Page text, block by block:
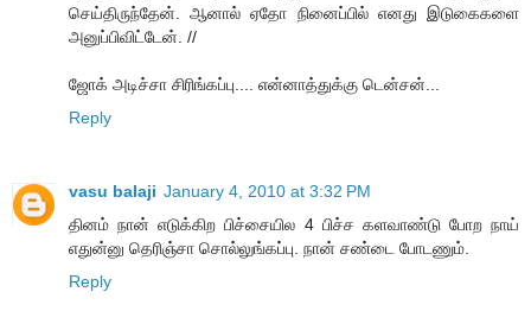
செய்திருந்தேன். ஆனால் ஏதோ நினைப்பில் எனது இடுகைகளை
அனுப்பிவிட்டேன். //
ஜோக் அடிச்சா சிரிங்கப்பு.... என்னாத்துக்கு டென்சன்...
Reply
vasu balaji January 4, 2010 at 3:32 PM
தினம் நான் எடுக்கிற பிச்சையில 4 பிச்ச களவாண்டு போற நாய்
எதுன்னு தெரிஞ்சா சொல்லுங்கப்பு. நான் சண்டை போடணும்.
Reply